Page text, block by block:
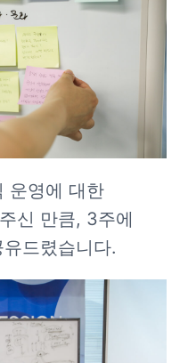
운영에 대한
신 만큼, 3주에
드렸습니다.